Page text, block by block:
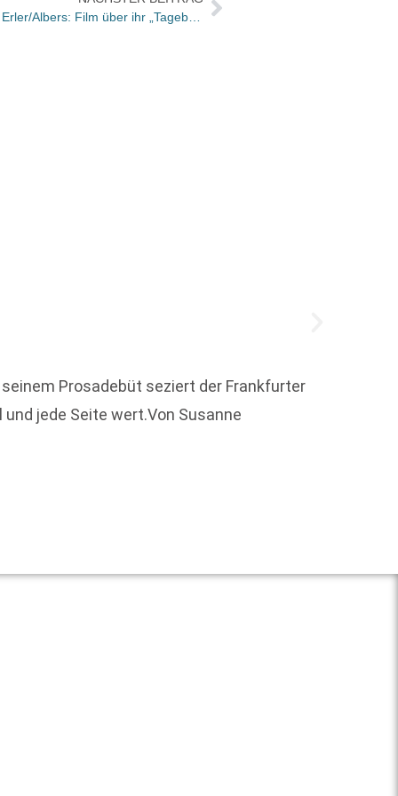
Prosadebüt seziert der Frankfurter
jede Seite wert.Von Susanne